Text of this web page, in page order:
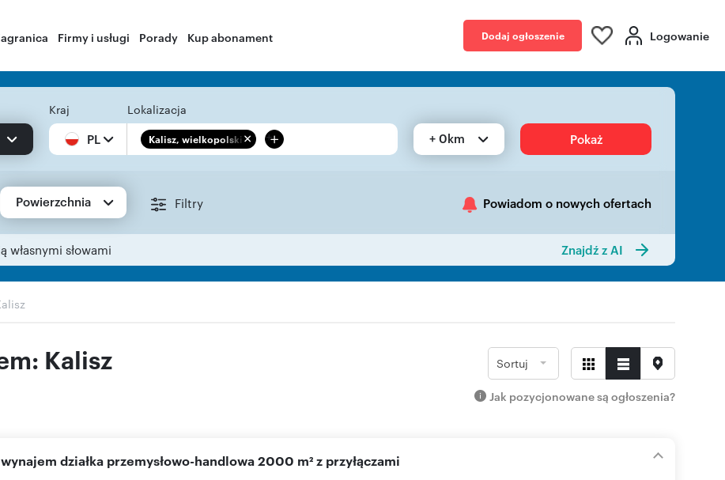
Firmy i usługi Porady Kup abonament Dodaj ogłoszenie Logowanie
Kraj
PL
Lokalizacja
Kalisz, wielkopolskie + + 0km Pokaż
Powierzchnia Filtry Powiadom o nowych ofertach
słowami Znajdź z AI
Kalisz Sortuj
Jak pozycjonowane są ogłoszenia?
wynajem działka przemysłowo-handlowa 2000 m² z przyłączami